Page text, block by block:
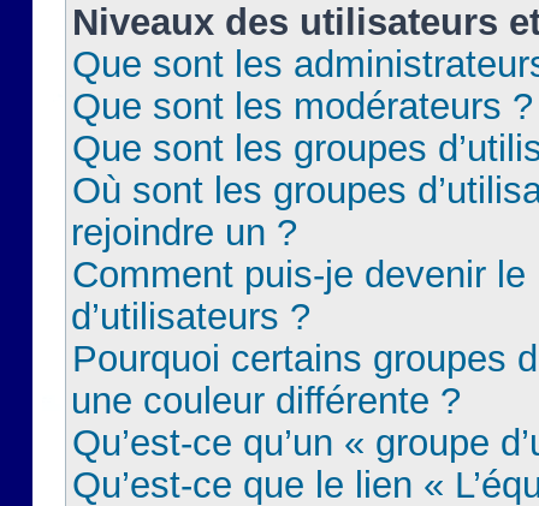
Niveaux des utilisateurs
Que sont les
Que sont les modérateurs ?
Que sont les groupes
Où sont les groupes
rejoindre un ?
Comment puis-je devenir le
d’utilisateurs ?
Pourquoi certains groupes
une couleur différente ?
Qu’est-ce qu’un « groupe
Qu’est-ce que le lien «